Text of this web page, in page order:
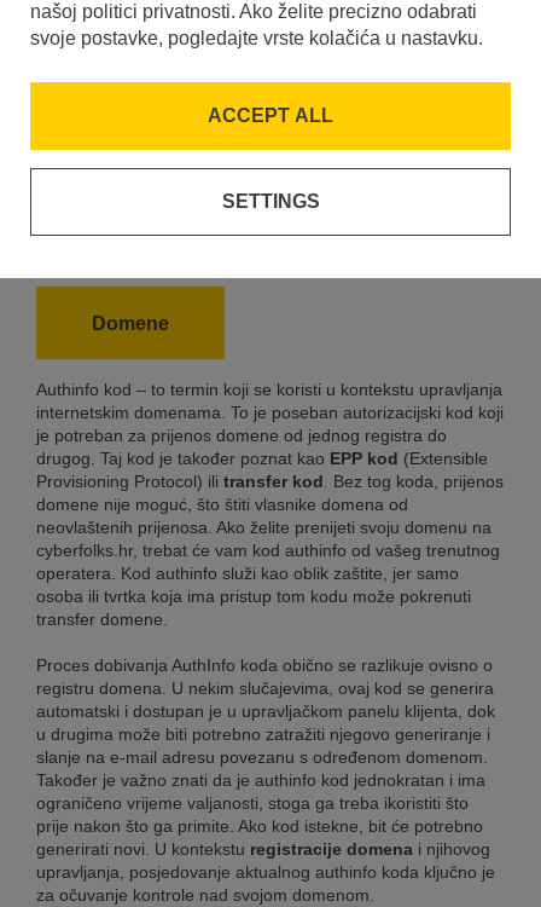
A B C D E F G H I
J K L M N O P Q R
V W X
Domene
Authinfo kod – to termin koji se koristi u kontekstu upravljanja
internetskim domenama. To je poseban autorizacijski kod koji
je potreban za prijenos domene od jednog registra do
drugog. Taj kod je također poznat kao EPP kod (Extensible
Provisioning Protocol) ili transfer kod. Bez tog koda, prijenos
domene nije moguć, što štiti vlasnike domena od
neovlaštenih prijenosa. Ako želite prenijeti svoju domenu na
cyberfolks.hr, trebat će vam kod authinfo od vašeg trenutnog
operatera. Kod authinfo služi kao oblik zaštite, jer samo
osoba ili tvrtka koja ima pristup tom kodu može pokrenuti
transfer domene.
Proces dobivanja AuthInfo koda obično se razlikuje ovisno o
registru domena. U nekim slučajevima, ovaj kod se generira
automatski i dostupan je u upravljačkom panelu klijenta, dok
u drugima može biti potrebno zatražiti njegovo generiranje i
slanje na e-mail adresu povezanu s određenom domenom.
Također je važno znati da je authinfo kod jednokratan i ima
ograničeno vrijeme valjanosti, stoga ga treba ikoristiti što
prije nakon što ga primite. Ako kod istekne, bit će potrebno
generirati novi. U kontekstu registracije domena i njihovog
upravljanja, posjedovanje aktualnog authinfo koda ključno je
za očuvanje kontrole nad svojom domenom.
našoj politici privatnosti. Ako želite precizno odabrati
svoje postavke, pogledajte vrste kolačića u nastavku.
ACCEPT ALL
SETTINGS